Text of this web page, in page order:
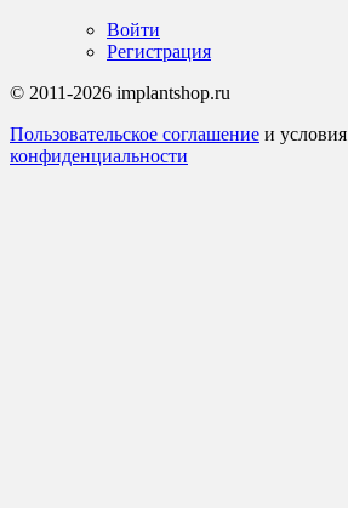
Войти
Регистрация
© 2011-2026 implantshop.ru
Пользовательское соглашение и условия
конфиденциальности